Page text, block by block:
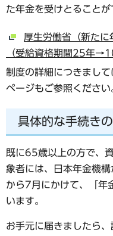
た年金を受けとることが
厚生労働省（新たに
（受給資格期間25年
制度の詳細につきまし
ページもご参照ください
具体的な手続き
既に65歳以上の方で、
象者には、日本年金機
から7月にかけて、「年
います。
お手元に届きましたら